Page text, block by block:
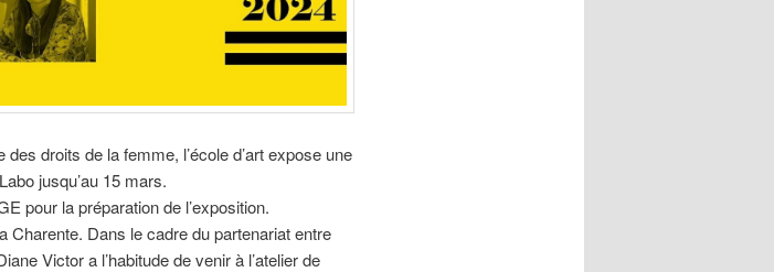
droits de la femme, l’école d’art expose une
jusqu’au 15 mars.
pour la préparation de l’exposition.
Charente. Dans le cadre du partenariat entre
Victor a l’habitude de venir à l’atelier de